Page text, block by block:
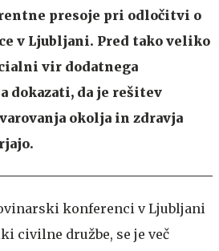
presoje pri odločitvi o
v Ljubljani. Pred tako veliko
vir dodatnega
dokazati, da je rešitev
okolja in zdravja
konferenci v Ljubljani
civilne družbe, se je več